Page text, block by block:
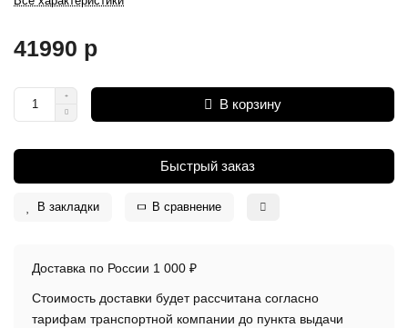
41990 р
В корзину
Быстрый заказ
В закладки В сравнение
Доставка по России 1 000 ₽
Стоимость доставки будет рассчитана согласно
тарифам транспортной компании до пункта выдачи